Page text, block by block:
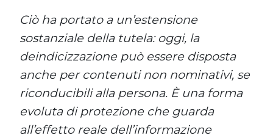
Ciò ha portato a un’estensione
sostanziale della tutela: oggi, la
deindicizzazione può essere disposta
anche per contenuti non nominativi, se
riconducibili alla persona. È una forma
evoluta di protezione che guarda
all’effetto reale dell’informazione